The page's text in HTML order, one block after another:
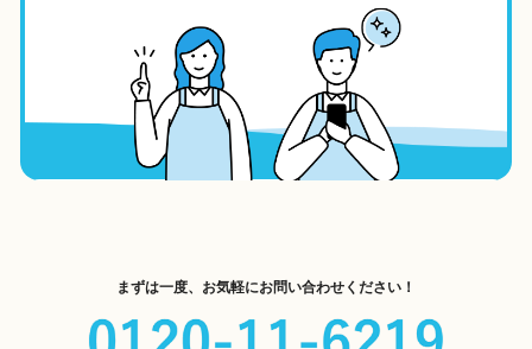
まずは一度、お気軽にお問い合わせください！